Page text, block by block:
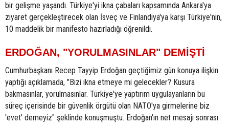
bir gelişme yaşandı. Türkiye'yi ikna çabaları kapsamında Ankara'ya
ziyaret gerçekleştirecek olan İsveç ve Finlandiya'ya karşı Türkiye'nin,
10 maddelik bir manifesto hazırladığı öğrenildi.
ERDOĞAN, "YORULMASINLAR" DEMİŞTİ
Cumhurbaşkanı Recep Tayyip Erdoğan geçtiğimiz gün konuya ilişkin
yaptığı açıklamada, "Bizi ikna etmeye mi gelecekler? Kusura
bakmasınlar, yorulmasınlar. Türkiye'ye yaptırım uygulayanların bu
süreç içerisinde bir güvenlik örgütü olan NATO'ya girmelerine biz
'evet' demeyiz" şeklinde konuşmuştu. Erdoğan'ın net mesajı sonrası